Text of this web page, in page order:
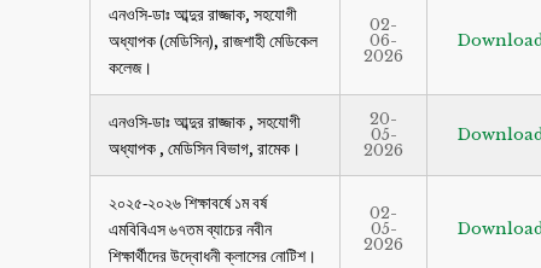
এনওসি-ডাঃ আব্দুর রাজ্জাক, সহযোগী
অধ্যাপক (মেডিসিন), রাজশাহী মেডিকেল
কলেজ।
02-
06-
2026
এনওসি-ডাঃ আব্দুর রাজ্জাক , সহযোগী
অধ্যাপক , মেডিসিন বিভাগ, রামেক।
20-
05-
2026
২০২৫-২০২৬ শিক্ষাবর্ষে ১ম বর্ষ
এমবিবিএস ৬৭তম ব্যাচের নবীন
শিক্ষার্থীদের উদ্বোধনী ক্লাসের নোটিশ।
02-
05-
2026